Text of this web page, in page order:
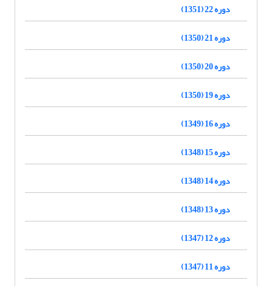
دوره 22 (1351)
دوره 21 (1350)
دوره 20 (1350)
دوره 19 (1350)
دوره 16 (1349)
دوره 15 (1348)
دوره 14 (1348)
دوره 13 (1348)
دوره 12 (1347)
دوره 11 (1347)